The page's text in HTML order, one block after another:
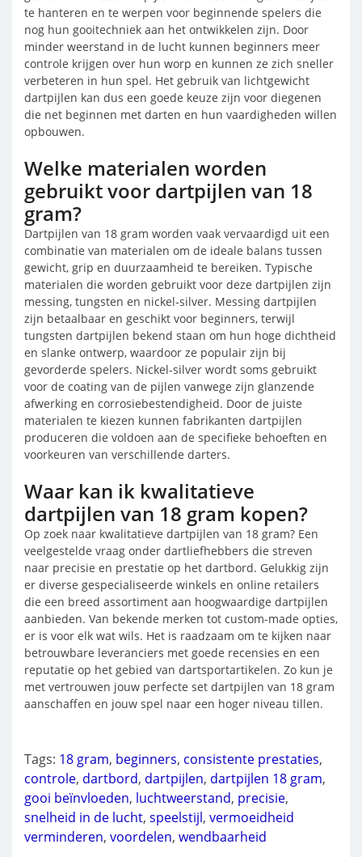
te hanteren en te werpen voor beginnende spelers die
nog hun gooitechniek aan het ontwikkelen zijn. Door
minder weerstand in de lucht kunnen beginners meer
controle krijgen over hun worp en kunnen ze zich sneller
verbeteren in hun spel. Het gebruik van lichtgewicht
dartpijlen kan dus een goede keuze zijn voor diegenen
die net beginnen met darten en hun vaardigheden willen
opbouwen.
Welke materialen worden
gebruikt voor dartpijlen van 18
gram?
Dartpijlen van 18 gram worden vaak vervaardigd uit een
combinatie van materialen om de ideale balans tussen
gewicht, grip en duurzaamheid te bereiken. Typische
materialen die worden gebruikt voor deze dartpijlen zijn
messing, tungsten en nickel-silver. Messing dartpijlen
zijn betaalbaar en geschikt voor beginners, terwijl
tungsten dartpijlen bekend staan om hun hoge dichtheid
en slanke ontwerp, waardoor ze populair zijn bij
gevorderde spelers. Nickel-silver wordt soms gebruikt
voor de coating van de pijlen vanwege zijn glanzende
afwerking en corrosiebestendigheid. Door de juiste
materialen te kiezen kunnen fabrikanten dartpijlen
produceren die voldoen aan de specifieke behoeften en
voorkeuren van verschillende darters.
Waar kan ik kwalitatieve
dartpijlen van 18 gram kopen?
Op zoek naar kwalitatieve dartpijlen van 18 gram? Een
veelgestelde vraag onder dartliefhebbers die streven
naar precisie en prestatie op het dartbord. Gelukkig zijn
er diverse gespecialiseerde winkels en online retailers
die een breed assortiment aan hoogwaardige dartpijlen
aanbieden. Van bekende merken tot custom-made opties,
er is voor elk wat wils. Het is raadzaam om te kijken naar
betrouwbare leveranciers met goede recensies en een
reputatie op het gebied van dartsportartikelen. Zo kun je
met vertrouwen jouw perfecte set dartpijlen van 18 gram
aanschaffen en jouw spel naar een hoger niveau tillen.
Tags: 18 gram, beginners, consistente prestaties,
controle, dartbord, dartpijlen, dartpijlen 18 gram,
gooi beïnvloeden, luchtweerstand, precisie,
snelheid in de lucht, speelstijl, vermoeidheid
verminderen, voordelen, wendbaarheid